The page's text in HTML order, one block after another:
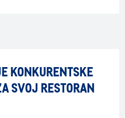
KONKURENTSKE
SVOJ RESTORAN